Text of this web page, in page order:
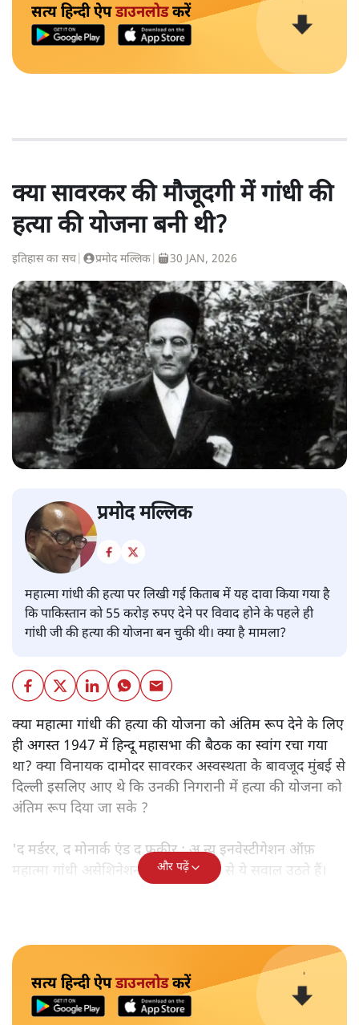
सत्य हिन्दी ऐपडाउनलोडकरें
क्या सावरकर की मौजूदगी में गांधी की
हत्या की योजना बनी थी?
इतिहास का सच प्रमोद मल्लिक 30 JAN, 2026
प्रमोद मल्लिक
महात्मा गांधी की हत्या पर लिखी गई किताब में यह दावा किया गया है
कि पाकिस्तान को 55 करोड़ रुपए देने पर विवाद होने के पहले ही
गांधी जी की हत्या की योजना बन चुकी थी। क्या है मामला?
क्या महात्मा गांधी की हत्या की योजना को अंतिम रूप देने के लिए
ही अगस्त 1947 में हिन्दू महासभा की बैठक का स्वांग रचा गया
था? क्या विनायक दामोदर सावरकर अस्वस्थता के बावजूद मुंबई से
दिल्ली इसलिए आए थे कि उनकी निगरानी में हत्या की योजना को
अंतिम रूप दिया जा सके ?
'द मर्डरर, द मोनार्क एंड द फ़कीर : अ न्यू इनवेस्टीगेशन ऑफ़
महात्मा गांधी असेशिनेशन' नामक किताब से ये सवाल उठते हैं।
और पढ़ें
सत्य हिन्दी ऐपडाउनलोडकरें